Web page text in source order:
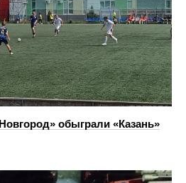
обыграли «Казань»